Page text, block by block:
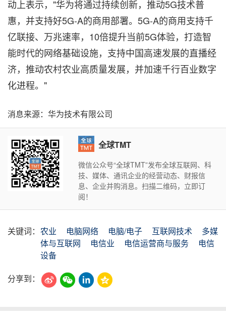
动上表示，"华为将通过持续创新，推动5G技术普
惠，并支持好5G-A的商用部署。5G-A的商用支持千
亿联接、万兆速率，10倍提升当前5G体验，打造智
能时代的网络基础设施，支持中国高速发展的直播经
济，推动农村农业高质量发展，并加速千行百业数字
化进程。"
消息来源：华为技术有限公司
全球TMT
微信公众号“全球TMT”发布全球互联网、科
技、媒体、通讯企业的经营动态、财报信
息、企业并购消息。扫描二维码，立即订
阅！
关键词： 农业 电脑网络 电脑/电子 互联网技术
多媒
体与互联网
电信业 电信运营商与服务
电信
设备
分享到：